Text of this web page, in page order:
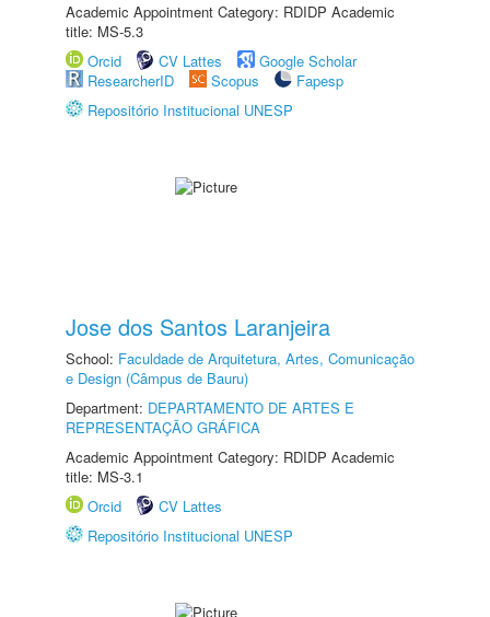
Academic Appointment Category: RDIDP Academic
title: MS-5.3
Orcid
CV Lattes
Google Scholar
ResearcherID
Scopus
Fapesp
Repositório Institucional UNESP
Jose dos Santos Laranjeira
School: Faculdade de Arquitetura, Artes, Comunicação
e Design (Câmpus de Bauru)
Department: DEPARTAMENTO DE ARTES E
REPRESENTAÇÃO GRÁFICA
Academic Appointment Category: RDIDP Academic
title: MS-3.1
Orcid
CV Lattes
Repositório Institucional UNESP